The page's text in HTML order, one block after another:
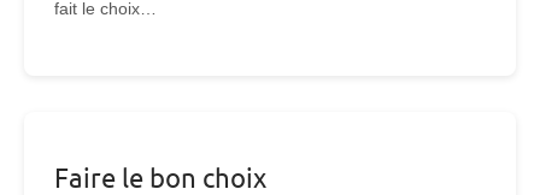
fait le choix…
Faire le bon choix